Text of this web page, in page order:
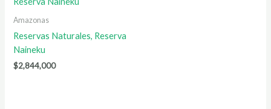
Amazonas
Reservas Naturales, Reserva
Naineku
$2,844,000